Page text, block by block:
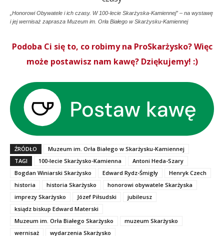
„Honorowi Obywatele i ich czasy. W 100-lecie Skarżyska-Kamiennej” – na wystawę
i jej wernisaż zaprasza Muzeum im. Orła Białego w Skarżysku-Kamiennej
Podoba Ci się to, co robimy na ProSkarżysko? Więc
może postawisz nam kawę? Dziękujemy! :)
ŹRÓDŁO
Muzeum im. Orła Białego w Skarżysku-Kamiennej
TAGI
100-lecie Skarżysko-Kamienna
Antoni Heda-Szary
Bogdan Winiarski Skarżysko
Edward Rydz-Śmigły
Henryk Czech
historia
historia Skarżysko
honorowi obywatele Skarżyska
imprezy Skarżysko
Józef Piłsudski
jubileusz
ksiądz biskup Edward Materski
Muzeum im. Orła Białego Skarżysko
muzeum Skarżysko
wernisaż
wydarzenia Skarżysko